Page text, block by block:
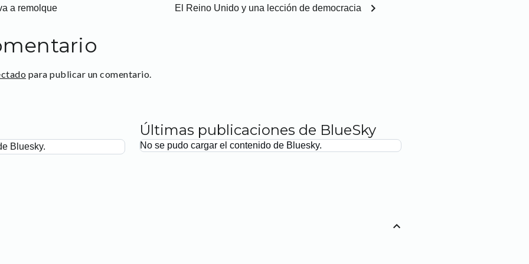
a remolque El Reino Unido y una lección de democracia chevron_right
para publicar un comentario.
Bluesky.
Últimas publicaciones de BlueSky
No se pudo cargar el contenido de Bluesky.
expand_less